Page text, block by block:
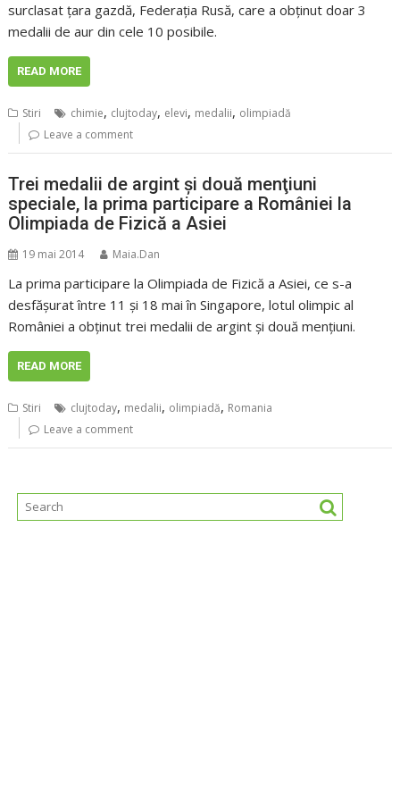
surclasat ţara gazdă, Federaţia Rusă, care a obţinut doar 3
medalii de aur din cele 10 posibile.
READ MORE
Stiri chimie, clujtoday, elevi, medalii, olimpiadă
Leave a comment
Trei medalii de argint şi două menţiuni
speciale, la prima participare a României la
Olimpiada de Fizică a Asiei
19 mai 2014 Maia.Dan
La prima participare la Olimpiada de Fizică a Asiei, ce s-a
desfăşurat între 11 şi 18 mai în Singapore, lotul olimpic al
României a obţinut trei medalii de argint şi două menţiuni.
READ MORE
Stiri clujtoday, medalii, olimpiadă, Romania
Leave a comment